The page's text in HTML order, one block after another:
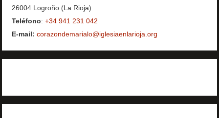
26004 Logroño (La Rioja)
Teléfono:+34 941 231 042
E-mail: corazondemarialo@iglesiaenlarioja.org